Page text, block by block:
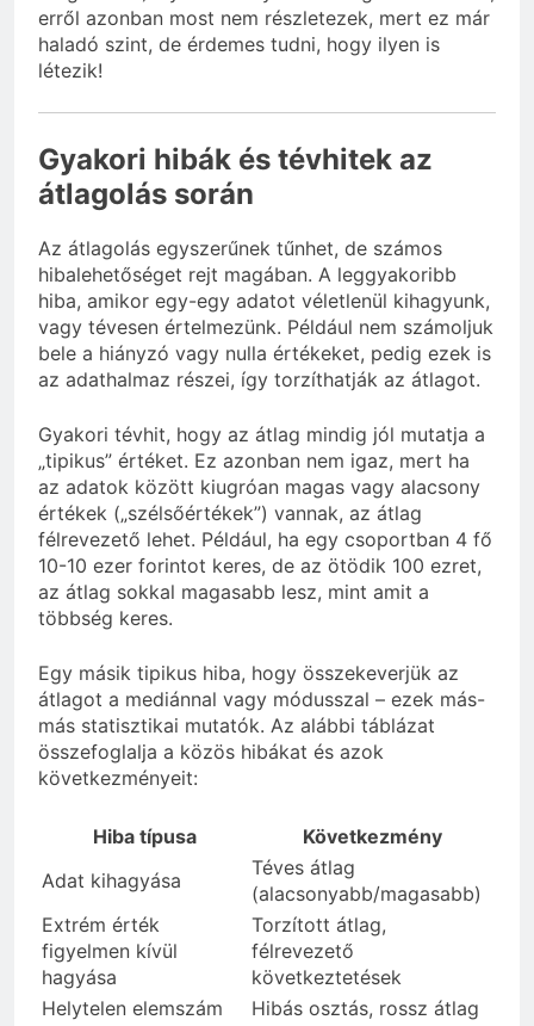
erről azonban most nem részletezek, mert ez már
haladó szint, de érdemes tudni, hogy ilyen is
létezik!
Gyakori hibák és tévhitek az
átlagolás során
Az átlagolás egyszerűnek tűnhet, de számos
hibalehetőséget rejt magában. A leggyakoribb
hiba, amikor egy-egy adatot véletlenül kihagyunk,
vagy tévesen értelmezünk. Például nem számoljuk
bele a hiányzó vagy nulla értékeket, pedig ezek is
az adathalmaz részei, így torzíthatják az átlagot.
Gyakori tévhit, hogy az átlag mindig jól mutatja a
„tipikus” értéket. Ez azonban nem igaz, mert ha
az adatok között kiugróan magas vagy alacsony
értékek („szélsőértékek”) vannak, az átlag
félrevezető lehet. Például, ha egy csoportban 4 fő
10-10 ezer forintot keres, de az ötödik 100 ezret,
az átlag sokkal magasabb lesz, mint amit a
többség keres.
Egy másik tipikus hiba, hogy összekeverjük az
átlagot a mediánnal vagy módusszal – ezek más-
más statisztikai mutatók. Az alábbi táblázat
összefoglalja a közös hibákat és azok
következményeit:
Hiba típusa
Következmény
Adat kihagyása
Téves átlag
(alacsonyabb/magasabb)
Extrém érték
figyelmen kívül
hagyása
Torzított átlag,
félrevezető
következtetések
Helytelen elemszám
Hibás osztás, rossz átlag